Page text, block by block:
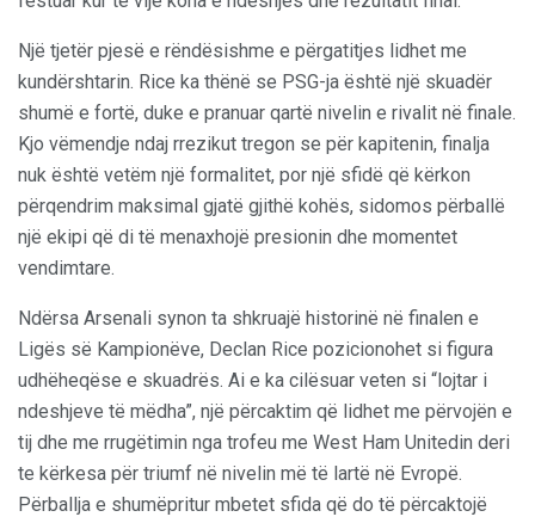
Një tjetër pjesë e rëndësishme e përgatitjes lidhet me
kundërshtarin. Rice ka thënë se PSG-ja është një skuadër
shumë e fortë, duke e pranuar qartë nivelin e rivalit në finale.
Kjo vëmendje ndaj rrezikut tregon se për kapitenin, finalja
nuk është vetëm një formalitet, por një sfidë që kërkon
përqendrim maksimal gjatë gjithë kohës, sidomos përballë
një ekipi që di të menaxhojë presionin dhe momentet
vendimtare.
Ndërsa Arsenali synon ta shkruajë historinë në finalen e
Ligës së Kampionëve, Declan Rice pozicionohet si figura
udhëheqëse e skuadrës. Ai e ka cilësuar veten si “lojtar i
ndeshjeve të mëdha”, një përcaktim që lidhet me përvojën e
tij dhe me rrugëtimin nga trofeu me West Ham Unitedin deri
te kërkesa për triumf në nivelin më të lartë në Evropë.
Përballja e shumëpritur mbetet sfida që do të përcaktojë